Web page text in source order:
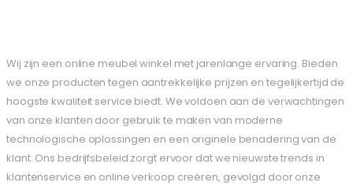
Wij zijn een online meubel winkel met jarenlange ervaring. Bieden
we onze producten tegen aantrekkelijke prijzen en tegelijkertijd de
hoogste kwaliteit service biedt. We voldoen aan de verwachtingen
van onze klanten door gebruik te maken van moderne
technologische oplossingen en een originele benadering van de
klant. Ons bedrijfsbeleid zorgt ervoor dat we nieuwste trends in
klantenservice en online verkoop creëren, gevolgd door onze